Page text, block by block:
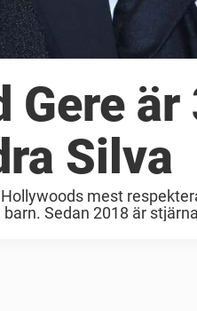
Gere
Silva
Hollywoods mest
Sedan 2018 är